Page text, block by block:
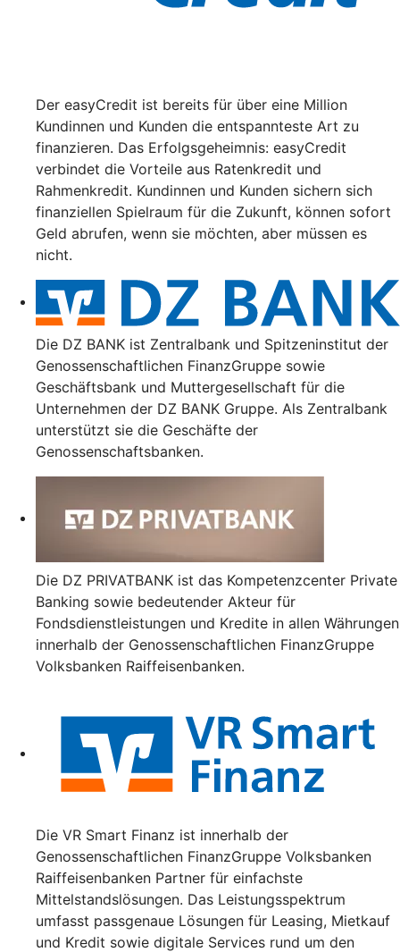
Der easyCredit ist bereits für über eine Million
Kundinnen und Kunden die entspannteste Art zu
finanzieren. Das Erfolgsgeheimnis: easyCredit
verbindet die Vorteile aus Ratenkredit und
Rahmenkredit. Kundinnen und Kunden sichern sich
finanziellen Spielraum für die Zukunft, können sofort
Geld abrufen, wenn sie möchten, aber müssen es
nicht.
Die DZ BANK ist Zentralbank und Spitzeninstitut der
Genossenschaftlichen FinanzGruppe sowie
Geschäftsbank und Muttergesellschaft für die
Unternehmen der DZ BANK Gruppe. Als Zentralbank
unterstützt sie die Geschäfte der
Genossenschaftsbanken.
Die DZ PRIVATBANK ist das Kompetenzcenter Private
Banking sowie bedeutender Akteur für
Fondsdienstleistungen und Kredite in allen Währungen
innerhalb der Genossenschaftlichen FinanzGruppe
Volksbanken Raiffeisenbanken.
Die VR Smart Finanz ist innerhalb der
Genossenschaftlichen FinanzGruppe Volksbanken
Raiffeisenbanken Partner für einfachste
Mittelstandslösungen. Das Leistungsspektrum
umfasst passgenaue Lösungen für Leasing, Mietkauf
und Kredit sowie digitale Services rund um den